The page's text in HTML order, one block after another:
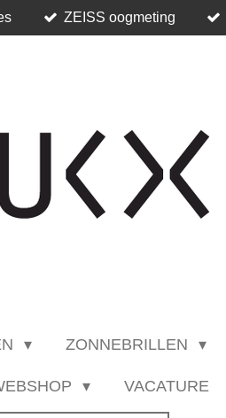
ZEISS oogmeting
ZONNEBRILLEN
VACATURE